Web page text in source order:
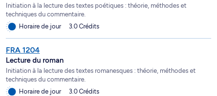
Initiation à la lecture des textes poétiques : théorie, méthodes et
techniques du commentaire.
Horaire de jour
3.0 Crédits
FRA 1204
Lecture du roman
Initiation à la lecture des textes romanesques : théorie, méthodes et
techniques du commentaire.
Horaire de jour
3.0 Crédits